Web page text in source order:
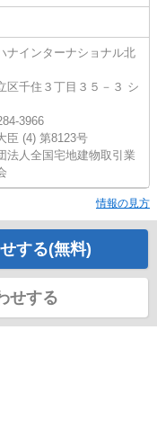
ナインターナショナル北
区千住３丁目３５－３ シ
3966
臣 (4) 第8123号
法人全国宅地建物取引業
情報の見方
する(無料)
せする